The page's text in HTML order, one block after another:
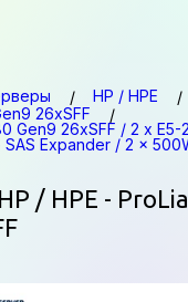
HP / HPE
26xSFF
Gen9 26xSFF / 2 x
SAS Expander / 2 x
/ HPE -